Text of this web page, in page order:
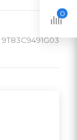
9T83C9491G03
0